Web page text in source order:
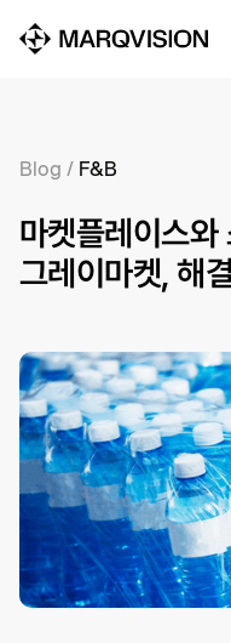
Blog / F&B
마켓플레이스와
그레이마켓, 해